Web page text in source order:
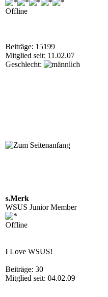
Offline
Beiträge: 15199
Mitglied seit: 11.02.07
Geschlecht:
s.Merk
WSUS Junior Member
Offline
I Love WSUS!
Beiträge: 30
Mitglied seit: 04.02.09